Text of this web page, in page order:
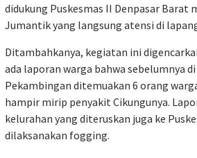
didukung Puskesmas II Denpasar
Jumantik yang langsung atensi di
Ditambahkanya, kegiatan ini
ada laporan warga bahwa sebelumnya
Pekambingan ditemuakan 6 orang
hampir mirip penyakit Cikungunya.
kelurahan yang diteruskan juga ke
dilaksanakan fogging.